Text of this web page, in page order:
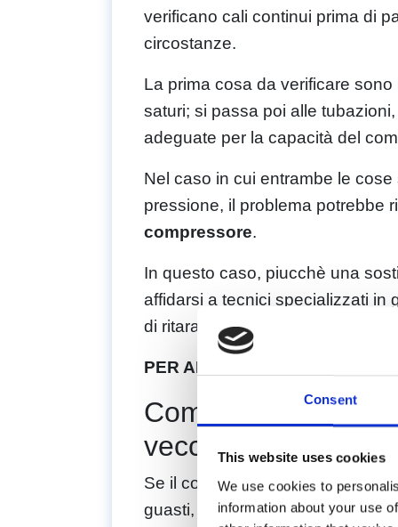
Consent
This website uses cookies
We use cookies to
information about your use
verificano cali continui prima di
circostanze.
La prima cosa da verificare sono
saturi; si passa poi alle
adeguate per la capacità del
Nel caso in cui entrambe le
pressione, il problema potrebbe
compressore.
In questo caso, piucchè una
affidarsi a tecnici specializzati in
di ritarare gli impianti secondo
PER APPROFONDIRE
Come sostituire un
vecchio
Se il compressore ad aria è
guasti, la soluzione è